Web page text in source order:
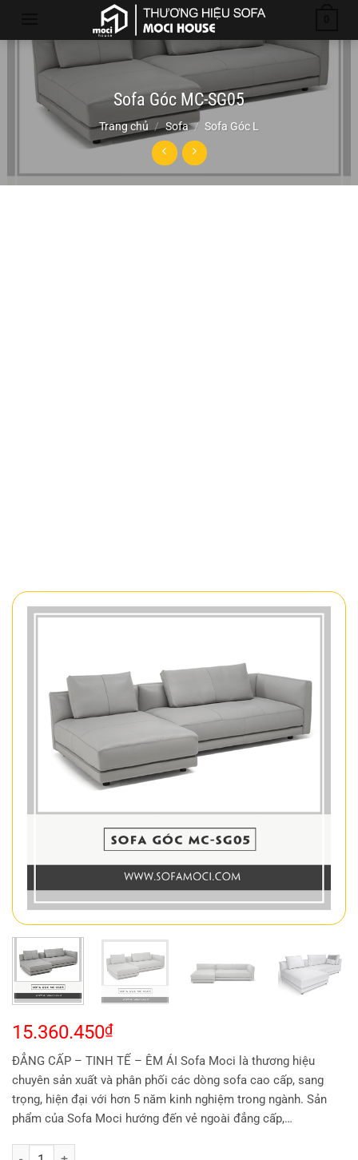
Sofa Góc MC-SG05
Trang chủ / Sofa / Sofa Góc L
15.360.450₫
ĐẲNG CẤP – TINH TẾ – ÊM ÁI Sofa Moci là thương hiệu
chuyên sản xuất và phân phối các dòng sofa cao cấp, sang
trọng, hiện đại với hơn 5 năm kinh nghiệm trong ngành. Sản
phẩm của Sofa Moci hướng đến vẻ ngoài đẳng cấp,…
Sofa Góc MC-SG05 số lượng